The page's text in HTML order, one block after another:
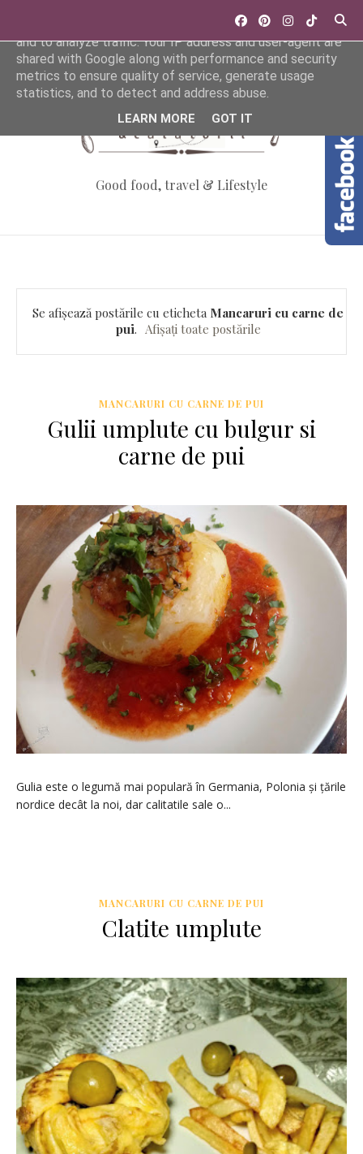
Good food, travel & Lifestyle
Se afișează postările cu eticheta Mancaruri cu carne de
pui. Afișați toate postările
MANCARURI CU CARNE DE PUI
Gulii umplute cu bulgur si
carne de pui
Gulia este o legumă mai populară în Germania, Polonia și țările
nordice decât la noi, dar calitatile sale o...
MANCARURI CU CARNE DE PUI
Clatite umplute
This site uses cookies from Google to deliver its services
and to analyze traffic. Your IP address and user-agent are
shared with Google along with performance and security
metrics to ensure quality of service, generate usage
statistics, and to detect and address abuse.
LEARN MORE GOT IT